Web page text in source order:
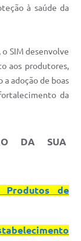
à saúde da
SIM desenvolve
aos produtores,
adoção de boas
da
DA SUA
Produtos de